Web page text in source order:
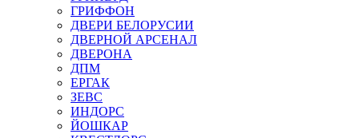
ГРИФФОН
ДВЕРИ БЕЛОРУСИИ
ДВЕРНОЙ АРСЕНАЛ
ДВЕРОНА
ДПМ
ЕРГАК
ЗЕВС
ИНДОРС
ЙОШКАР